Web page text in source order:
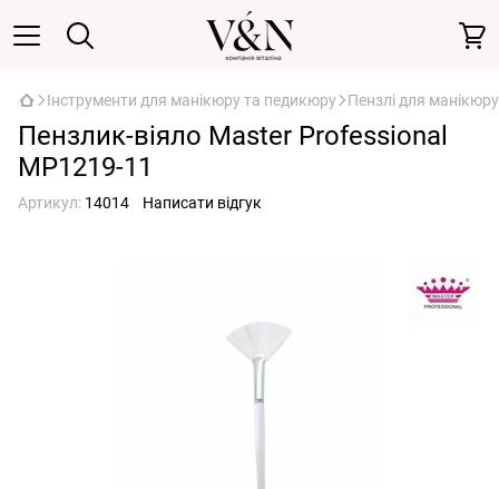
Інструменти для манікюру та педикюру Пензлі для манікюру
Пензлик-віяло Master Professional
MP1219-11
Артикул: 14014 Написати відгук